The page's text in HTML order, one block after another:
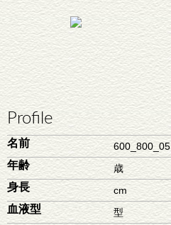
Profile
名前 600_800_05
年齢 歳
身長 cm
血液型 型